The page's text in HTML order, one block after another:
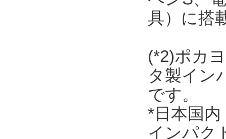
具）に搭
(*2)ポカ
タ製イン
です。
*日本国内
インパク